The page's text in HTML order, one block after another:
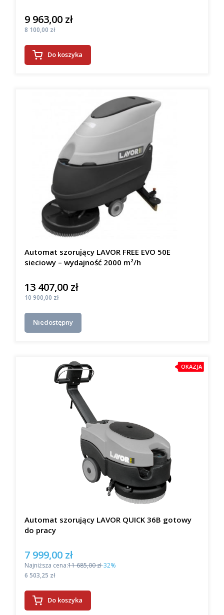
Cena
9 963,00 zł
Cena
8 100,00 zł
Do koszyka
Automat szorujący LAVOR FREE EVO 50E
sieciowy – wydajność 2000 m²/h
Cena
13 407,00 zł
Cena
10 900,00 zł
Niedostępny
OKAZJA
Automat szorujący LAVOR QUICK 36B gotowy
do pracy
Cena promocyjna
7 999,00 zł
Najniższa cena:11 685,00 zł-32%
Cena
6 503,25 zł
Do koszyka